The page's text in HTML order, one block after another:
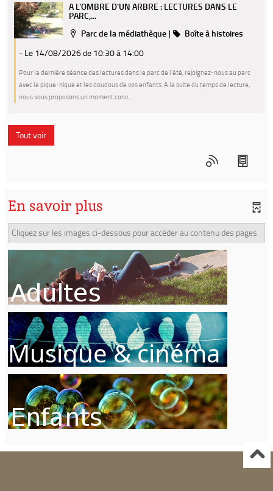
A L'OMBRE D'UN ARBRE : LECTURES DANS LE
PARC,...
Localisation
Parc de la médiathèque | Catégorie
Boîte à histoires
- Le 14/08/2026de 10:30 à 14:00
Pour la dernière séance des lectures dans le parc de l'été, rejoignez-nous au parc
avec le pique-nique et les doudous de vos enfants. A la suite du temps de lecture,
nous vous proposons un moment conv...
Tout voir
En savoir plus
Cliquez sur les images ci-dessous pour accéder au contenu des pages